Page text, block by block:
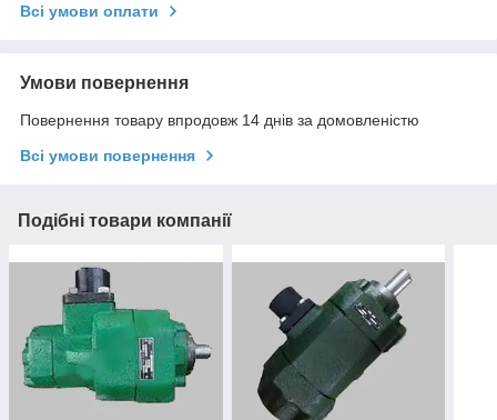
Всі умови оплати
Умови повернення
Повернення товару впродовж 14 днів за домовленістю
Всі умови повернення
Подібні товари компанії